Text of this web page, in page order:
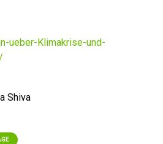
ueber-Klimakrise-und-
Shiva